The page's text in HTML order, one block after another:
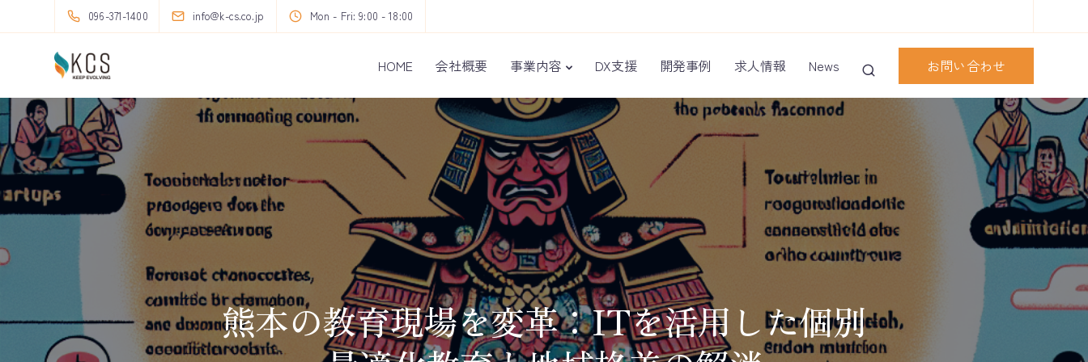
096-371-1400 info@k-cs.co.jp Mon - Fri: 9:00 - 18:00
HOME 会社概要 事業内容 DX支援 開発事例 求人情報 News お問い合わせ
熊本の教育現場を変革：ITを活用した個別